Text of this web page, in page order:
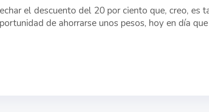
el descuento del 20 por ciento que, creo, es
de ahorrarse unos pesos, hoy en día